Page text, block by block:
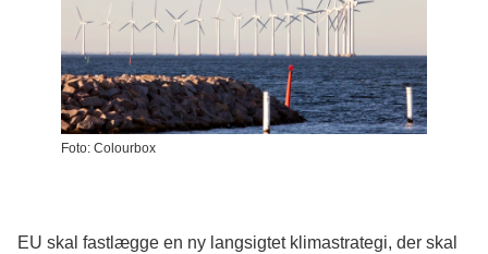
Foto: Colourbox
EU skal fastlægge en ny langsigtet klimastrategi, der skal